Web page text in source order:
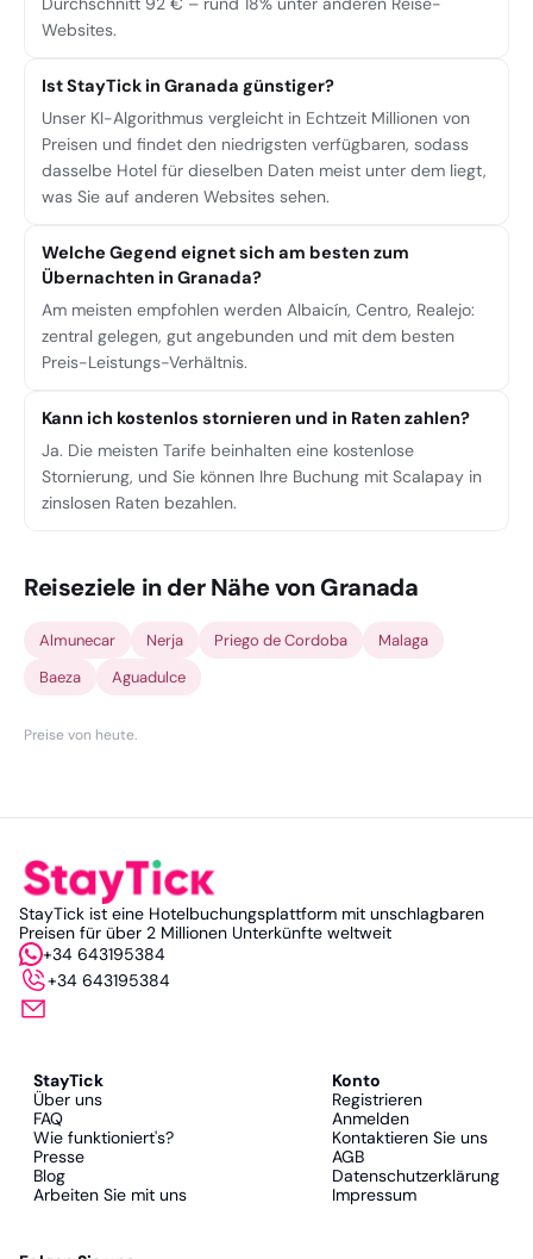
Websites.
Ist StayTick in Granada günstiger?
Unser KI-Algorithmus vergleicht in Echtzeit Millionen von
Preisen und findet den niedrigsten verfügbaren, sodass
dasselbe Hotel für dieselben Daten meist unter dem liegt,
was Sie auf anderen Websites sehen.
Welche Gegend eignet sich am besten zum
Übernachten in Granada?
Am meisten empfohlen werden Albaicín, Centro, Realejo:
zentral gelegen, gut angebunden und mit dem besten
Preis-Leistungs-Verhältnis.
Kann ich kostenlos stornieren und in Raten zahlen?
Ja. Die meisten Tarife beinhalten eine kostenlose
Stornierung, und Sie können Ihre Buchung mit Scalapay in
zinslosen Raten bezahlen.
Reiseziele in der Nähe von Granada
Almunecar Nerja Priego de Cordoba
Malaga
Baeza
Aguadulce
Preise von heute.
StayTick ist eine Hotelbuchungsplattform mit unschlagbaren
Preisen für über 2 Millionen Unterkünfte weltweit
+34 643195384
+34 643195384
StayTick
Über uns
FAQ
Wie funktioniert's?
Presse
Blog
Arbeiten Sie mit uns
Konto
Registrieren
Anmelden
Kontaktieren Sie uns
AGB
Datenschutzerklärung
Impressum